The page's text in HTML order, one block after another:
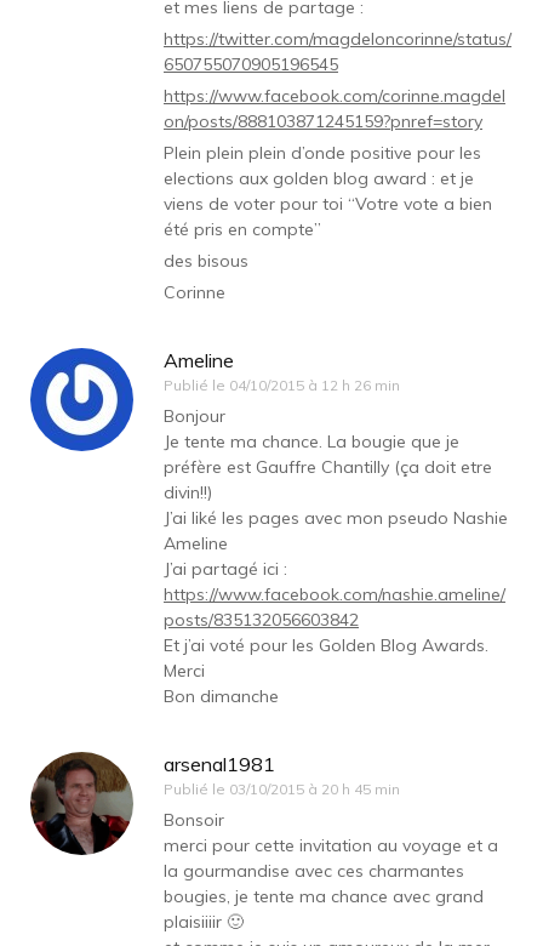
et mes liens de partage :
https://twitter.com/magdeloncorinne/status/
650755070905196545
https://www.facebook.com/corinne.magdel
on/posts/888103871245159?pnref=story
Plein plein plein d’onde positive pour les
elections aux golden blog award : et je
viens de voter pour toi “Votre vote a bien
été pris en compte”
des bisous
Corinne
Ameline
Publié le 04/10/2015 à 12 h 26 min
Bonjour
Je tente ma chance. La bougie que je
préfère est Gauffre Chantilly (ça doit etre
divin!!)
J’ai liké les pages avec mon pseudo Nashie
Ameline
J’ai partagé ici :
https://www.facebook.com/nashie.ameline/
posts/835132056603842
Et j’ai voté pour les Golden Blog Awards.
Merci
Bon dimanche
arsenal1981
Publié le 03/10/2015 à 20 h 45 min
Bonsoir
merci pour cette invitation au voyage et a
la gourmandise avec ces charmantes
bougies, je tente ma chance avec grand
plaisiiiir 🙂